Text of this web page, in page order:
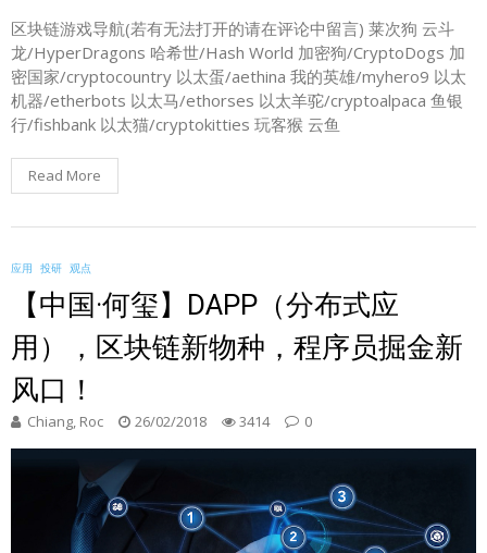
区块链游戏导航(若有无法打开的请在评论中留言) 莱次狗 云斗
龙/HyperDragons 哈希世/Hash World 加密狗/CryptoDogs 加
密国家/cryptocountry 以太蛋/aethina 我的英雄/myhero9 以太
机器/etherbots 以太马/ethorses 以太羊驼/cryptoalpaca 鱼银
行/fishbank 以太猫/cryptokitties 玩客猴 云鱼
Read More
应用 投研 观点
【中国·何玺】DAPP（分布式应
用），区块链新物种，程序员掘金新
风口！
Chiang, Roc 26/02/2018 3414 0